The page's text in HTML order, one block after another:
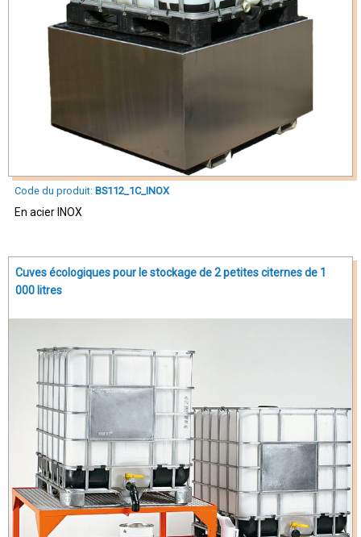
Code du produit: BS112_1C_INOX
En acier INOX
Cuves écologiques pour le stockage de 2 petites citernes de 1
000 litres